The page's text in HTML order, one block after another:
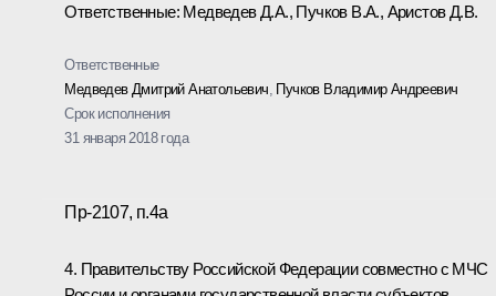
Ответственные: Медведев Д.А., Пучков В.А., Аристов Д.В.
Ответственные
Медведев Дмитрий Анатольевич Пучков Владимир Андреевич
Срок исполнения
31 января 2018 года
Пр-2107, п.4а
4. Правительству Российской Федерации совместно с МЧС